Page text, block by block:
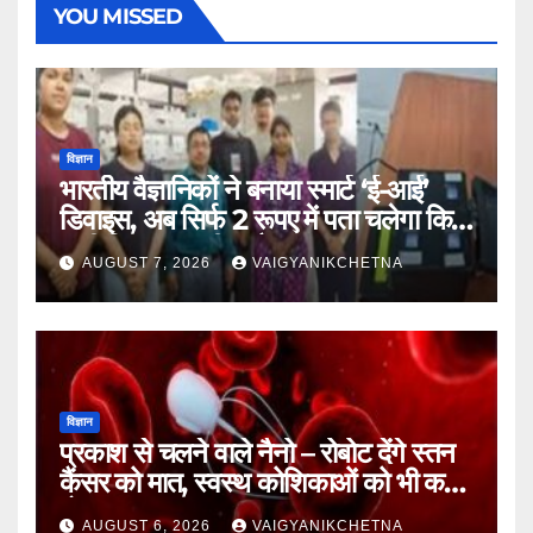
YOU MISSED
विज्ञान
भारतीय वैज्ञानिकों ने बनाया स्मार्ट ‘ई-आई’
डिवाइस, अब सिर्फ 2 रूपए में पता चलेगा कि
पानी कितना जहरीला है।
AUGUST 7, 2026 VAIGYANIKCHETNA
विज्ञान
प्रकाश से चलने वाले नैनो – रोबोट देंगे स्तन
कैंसर को मात, स्वस्थ कोशिकाओं को भी कम
होगा नुकसान
AUGUST 6, 2026 VAIGYANIKCHETNA